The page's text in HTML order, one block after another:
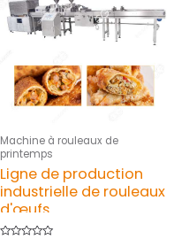
Machine à rouleaux de
printemps
Ligne de production
industrielle de rouleaux
d'œufs